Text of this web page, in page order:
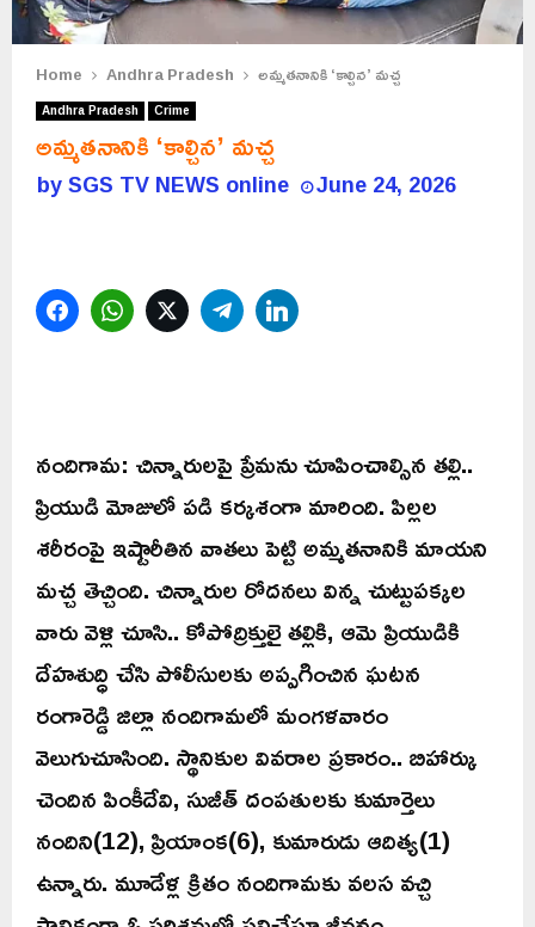
Home Andhra Pradesh అమ్మతనానికి ‘కాల్చిన’ మచ్చ
Andhra Pradesh Crime
అమ్మతనానికి ‘కాల్చిన’ మచ్చ
bySGS TV NEWS online June 24, 2026
FacebookWhatsAppTwitterTelegram
నందిగామ: చిన్నారులపై ప్రేమను చూపించాల్సిన తల్లి..
ప్రియుడి మోజులో పడి కర్కశంగా మారింది. పిల్లల
శరీరంపై ఇష్టారీతిన వాతలు పెట్టి అమ్మతనానికి మాయని
మచ్చ తెచ్చింది. చిన్నారుల రోదనలు విన్న చుట్టుపక్కల
వారు వెళ్లి చూసి.. కోపోద్రిక్తులై తల్లికి, ఆమె ప్రియుడికి
దేహశుద్ధి చేసి పోలీసులకు అప్పగించిన ఘటన
రంగారెడ్డి జిల్లా నందిగామలో మంగళవారం
వెలుగుచూసింది. స్థానికుల వివరాల ప్రకారం.. బిహార్కు
చెందిన పింకీదేవి, సుజీత్ దంపతులకు కుమార్తెలు
నందిని(12), ప్రియాంక(6), కుమారుడు ఆదిత్య(1)
ఉన్నారు. మూడేళ్ల క్రితం నందిగామకు వలస వచ్చి